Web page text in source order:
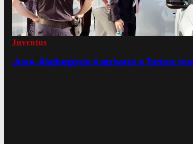
Juventus
Juve, Alajbegovic è arrivato a Torino: